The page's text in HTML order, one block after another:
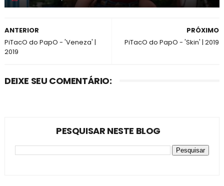
PRÓXIMO
PiTacO do PapO - 'Skin' | 2019
ANTERIOR
PiTacO do PapO - 'Veneza' |
2019
DEIXE SEU COMENTÁRIO:
PESQUISAR NESTE BLOG